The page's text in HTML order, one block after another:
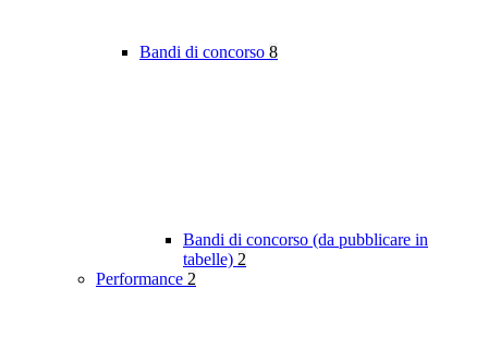
Bandi di concorso 8
Bandi di concorso (da pubblicare in
tabelle) 2
Performance 2